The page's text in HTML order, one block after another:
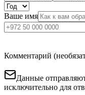
Ваше имя
Комментарий
Данные
исключительно для